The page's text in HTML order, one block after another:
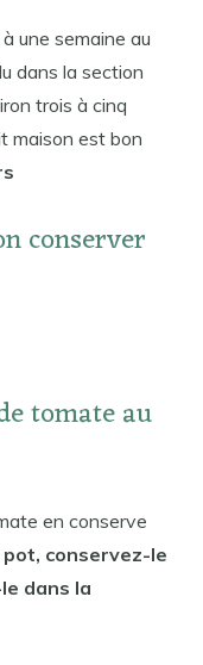
une semaine au
dans la section
trois à cinq
maison est bon
conserver
tomate au
en conserve
conservez-le
dans la